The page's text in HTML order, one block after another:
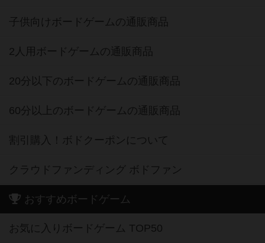
子供向けボードゲームの通販商品
2人用ボードゲームの通販商品
20分以下のボードゲームの通販商品
60分以上のボードゲームの通販商品
割引購入！ボドクーポンについて
クラウドファンディング ボドファン
おすすめボードゲーム
お気に入りボードゲーム TOP50